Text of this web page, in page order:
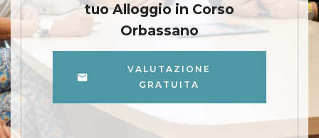
tuo Alloggio in Corso
Orbassano
VALUTAZIONE
GRATUITA